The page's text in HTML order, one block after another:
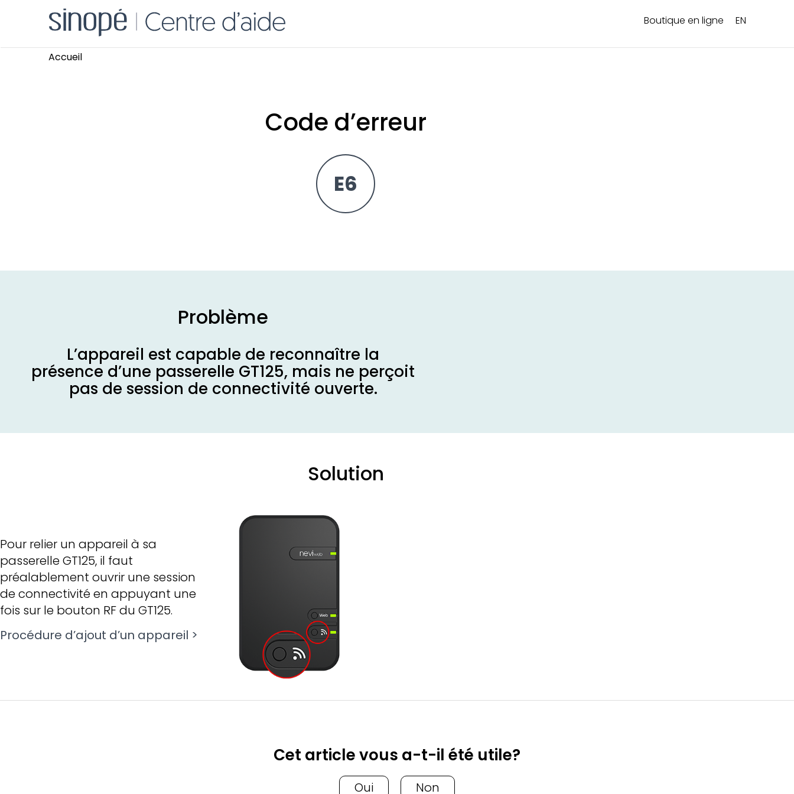
Boutique en ligne EN
Accueil
Code d’erreur
E6
Problème
L’appareil est capable de reconnaître la
présence d’une passerelle GT125, mais ne perçoit
pas de session de connectivité ouverte.
Solution
Pour relier un appareil à sa
passerelle GT125, il faut
préalablement ouvrir une session
de connectivité en appuyant une
fois sur le bouton RF du GT125.
Procédure d’ajout d’un appareil >
Cet article vous a-t-il été utile?
Oui Non